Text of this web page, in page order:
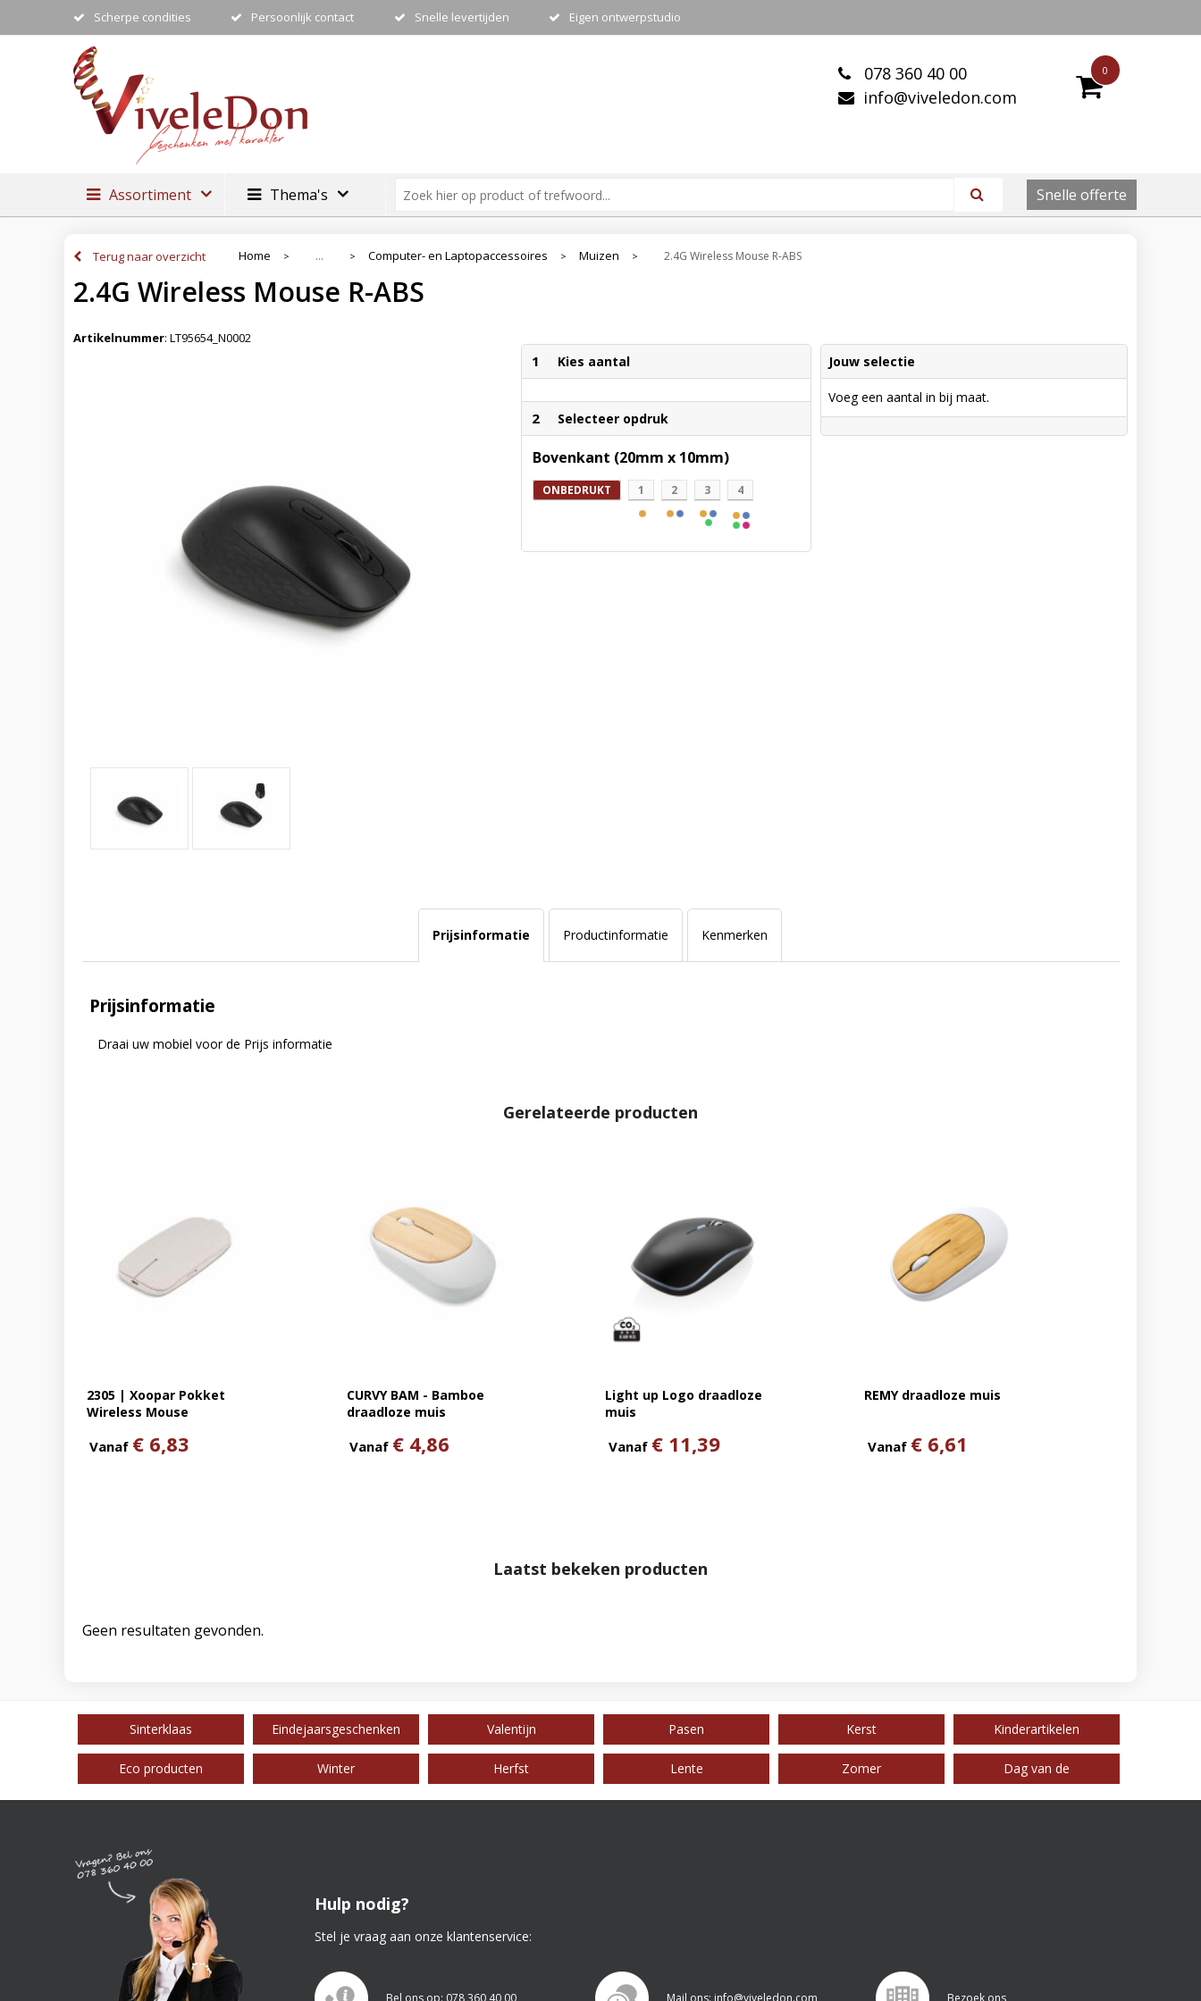
Scherpe condities Persoonlijk contact Snelle levertijden Eigen ontwerpstudio
0
078 360 40 00
info@viveledon.com
Assortiment Thema's Snelle offerte
Terug naar overzicht Home > ... > Computer- en Laptopaccessoires > Muizen > 2.4G Wireless Mouse R-ABS
2.4G Wireless Mouse R-ABS
Artikelnummer: LT95654_N0002
1 Kies aantal
2 Selecteer opdruk
Bovenkant (20mm x 10mm)
ONBEDRUKT 1 2 3 4
Jouw selectie
Voeg een aantal in bij maat.
Prijsinformatie Productinformatie Kenmerken
Prijsinformatie
Draai uw mobiel voor de Prijs informatie
Gerelateerde producten
2305 | Xoopar Pokket
Wireless Mouse
Vanaf € 6,83
CURVY BAM - Bamboe
draadloze muis
Vanaf € 4,86
Light up Logo draadloze
muis
Vanaf € 11,39
REMY draadloze muis
Vanaf € 6,61
Laatst bekeken producten
Geen resultaten gevonden.
Sinterklaas Eindejaarsgeschenken Valentijn Pasen Kerst Kinderartikelen
Eco producten Winter Herfst Lente Zomer Dag van de
Hulp nodig?
Stel je vraag aan onze klantenservice: